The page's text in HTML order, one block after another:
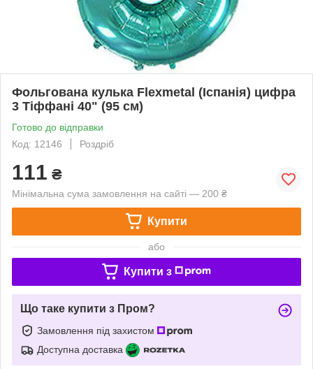
Фольгована кулька Flexmetal (Іспанія) цифра
3 Тіффані 40" (95 см)
Готово до відправки
Код: 12146
Роздріб
111 ₴
Мінімальна сума замовлення на сайті — 200 ₴
Купити
або
Купити з
Що таке купити з Пром?
Замовлення під захистом
Доступна доставка